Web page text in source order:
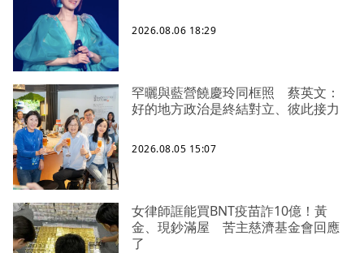
2026.08.06 18:29
罕曬與藍營饒慶玲同框照 蔡英文：
好的地方政治是終結對立、彼此接力
2026.08.05 15:07
女律師誆能買BNT疫苗詐10億！黃
金、現鈔滿屋 苦主慈濟基金會回應
了